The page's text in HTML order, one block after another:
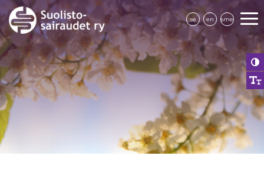
se en sme